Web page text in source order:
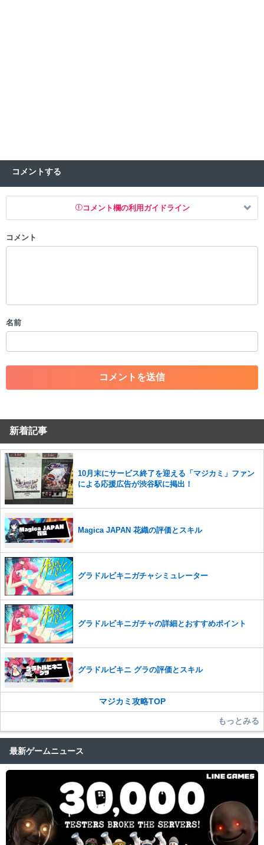
コメントする
コメント欄の利用ガイドライン
以下の書き込みを禁止とし、場合によってはコメント削除や書き込み制
・一度削除された投稿を再び投稿すること
・アカウントの売買など金銭が絡む内容の投稿
・各ゲームのネタバレを含む内容の投稿
・その他、管理者が不適切と判断した投稿
コメントの削除を申請する
せていただきます。ご了承ください。
※一度削除したコメントは復元ができませんのでご注意くだ
さい。
また、過度な利用規約の違反や、弊社に損害の及ぶ内容の書き込みがあ
った場合は、法的措置をとらせていただく場合もございますので、あら
コメント
名前
新着記事
10月末にサービス終了を迎える「マジカミ」ファン
による応援広告が渋谷駅に掲出！
Magica JAPAN 花織の評価とスキル
グラドルビキニガチャシミュレーター
グラドルビキニガチャの詳細とおすすめポイント
グラドルビキニ グラの評価とスキル
マジカミ攻略TOP
もっとみる
最新ゲームニュース